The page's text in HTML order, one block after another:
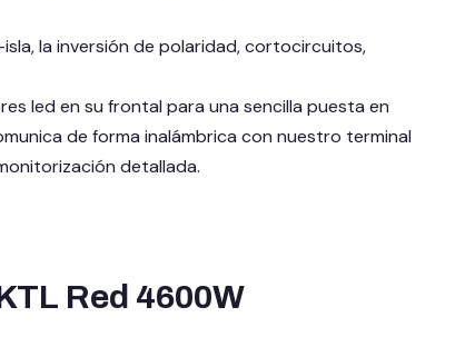
la inversión de polaridad, cortocircuitos,
led en su frontal para una sencilla puesta en
de forma inalámbrica con nuestro terminal
detallada.
Red 4600W